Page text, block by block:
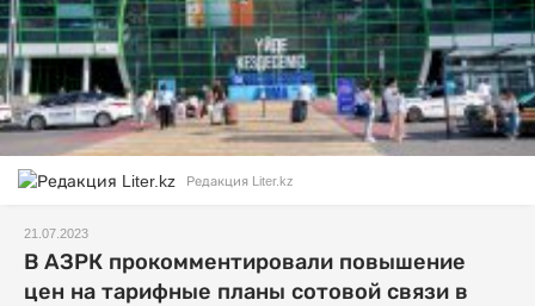
Редакция Liter.kz
21.07.2023
В АЗРК прокомментировали повышение
цен на тарифные планы сотовой связи в